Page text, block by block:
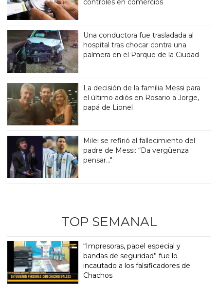
Una conductora fue trasladada al
hospital tras chocar contra una
palmera en el Parque de la Ciudad
La decisión de la familia Messi para
el último adiós en Rosario a Jorge,
papá de Lionel
Milei se refirió al fallecimiento del
padre de Messi: “Da vergüenza
pensar..."
TOP SEMANAL
“Impresoras, papel especial y
bandas de seguridad” fue lo
incautado a los falsificadores de
Chachos